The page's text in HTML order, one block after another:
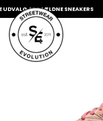
AF SJÆLDNE SNEAKERS
INDKØBSKURV
Fri fragt på sneakers
Din kurv er tom.